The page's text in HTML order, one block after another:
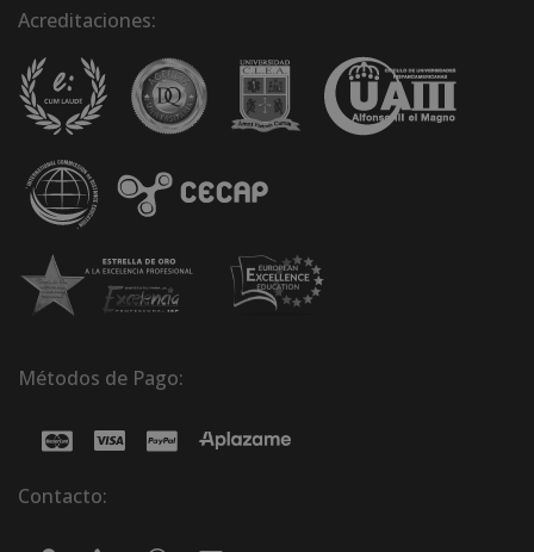
Acreditaciones:
Métodos de Pago:
Contacto: